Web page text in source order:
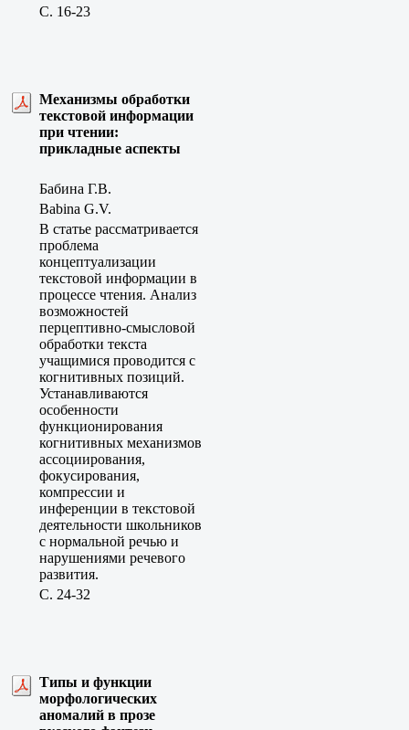
C. 16-23
Механизмы обработки
текстовой информации
при чтении:
прикладные аспекты
Бабина Г.В.
Babina G.V.
В статье рассматривается
проблема
концептуализации
текстовой информации в
процессе чтения. Анализ
возможностей
перцептивно-смысловой
обработки текста
учащимися проводится с
когнитивных позиций.
Устанавливаются
особенности
функционирования
когнитивных механизмов
ассоциирования,
фокусирования,
компрессии и
инференции в текстовой
деятельности школьников
с нормальной речью и
нарушениями речевого
развития.
C. 24-32
Типы и функции
морфологических
аномалий в прозе